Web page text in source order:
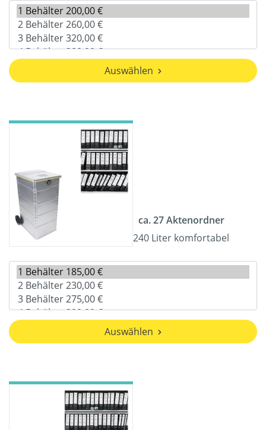
Auswählen
ca. 27 Aktenordner
240 Liter komfortabel
Auswählen